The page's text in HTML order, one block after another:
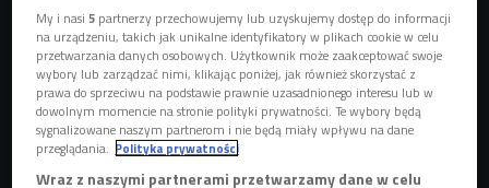
My i nasi5 partnerzy przechowujemy lub uzyskujemy dostęp do informacji
na urządzeniu, takich jak unikalne identyfikatory w plikach cookie w celu
przetwarzania danych osobowych. Użytkownik może zaakceptować swoje
wybory lub zarządzać nimi, klikając poniżej, jak również skorzystać z
prawa do sprzeciwu na podstawie prawnie uzasadnionego interesu lub w
dowolnym momencie na stronie polityki prywatności. Te wybory będą
sygnalizowane naszym partnerom i nie będą miały wpływu na dane
przeglądania. Polityka prywatności
Wraz z naszymi partnerami przetwarzamy dane w celu